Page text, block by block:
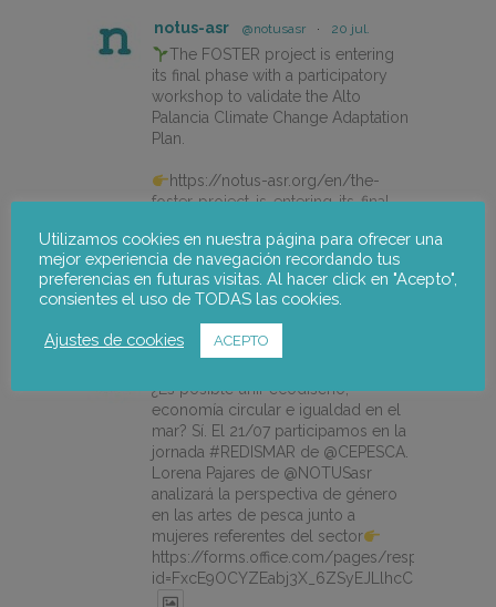
notus-asr @notusasr · 20 jul.
The FOSTER project is entering
its final phase with a participatory
workshop to validate the Alto
Palancia Climate Change Adaptation
Plan.
https://notus-asr.org/en/the-
foster-project-is-entering-its-final-
X
notus-asr
¿Es posible unir ecodiseño,
economía circular e igualdad en el
mar? Sí. El 21/07 participamos en la
jornada #REDISMAR de @CEPESCA.
Lorena Pajares de @NOTUSasr
analizará la perspectiva de género
en las artes de pesca junto a
mujeres referentes del sector
https://forms.office.com/pages/
Utilizamos cookies en nuestra página para ofrecer una
mejor experiencia de navegación recordando tus
preferencias en futuras visitas. Al hacer click en "Acepto",
consientes el uso de TODAS las cookies.
Ajustes de cookies ACEPTO